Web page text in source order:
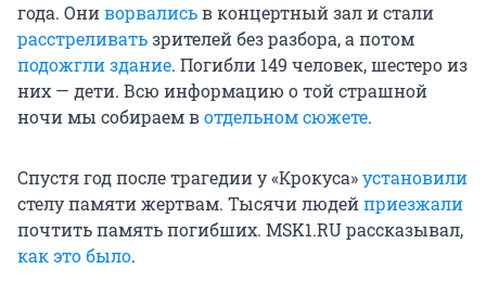
года. Ониворвалисьв концертный зал и стали
расстреливатьзрителей без разбора, а потом
подожгли здание. Погибли 149 человек, шестеро из
них — дети. Всю информацию о той страшной
ночи мы собираем вотдельном сюжете.
Спустя год после трагедии у «Крокуса»установили
стелу памяти жертвам. Тысячи людейприезжали
почтить память погибших. MSK1.RU рассказывал,
как это было.